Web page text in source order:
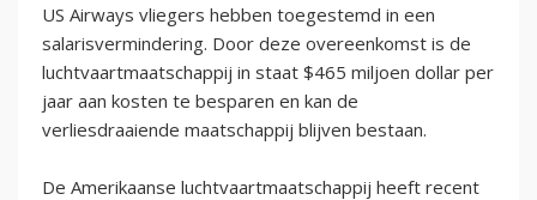
US Airways vliegers hebben toegestemd in een
salarisvermindering. Door deze overeenkomst is de
luchtvaartmaatschappij in staat $465 miljoen dollar per
jaar aan kosten te besparen en kan de
verliesdraaiende maatschappij blijven bestaan.
De Amerikaanse luchtvaartmaatschappij heeft recent